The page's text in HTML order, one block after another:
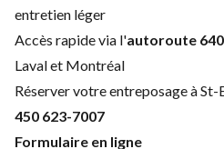
entretien léger
Accès rapide via l'autoroute 640
Laval et Montréal
Réserver votre entreposage à St-
450 623-7007
Formulaire en ligne